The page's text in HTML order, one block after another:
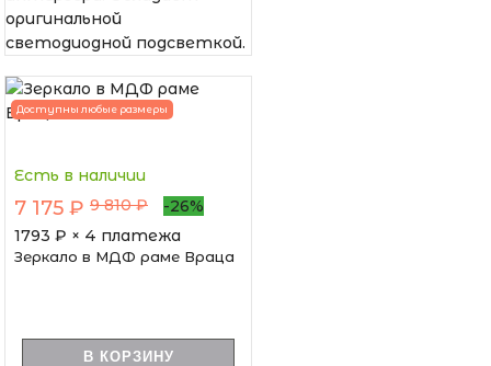
оригинальной
светодиодной подсветкой.
Доступны любые размеры
Есть в наличии
7 175 ₽ 9 810 ₽
-26%
1793 ₽ × 4 платежа
Зеркало в МДФ раме Враца
В КОРЗИНУ